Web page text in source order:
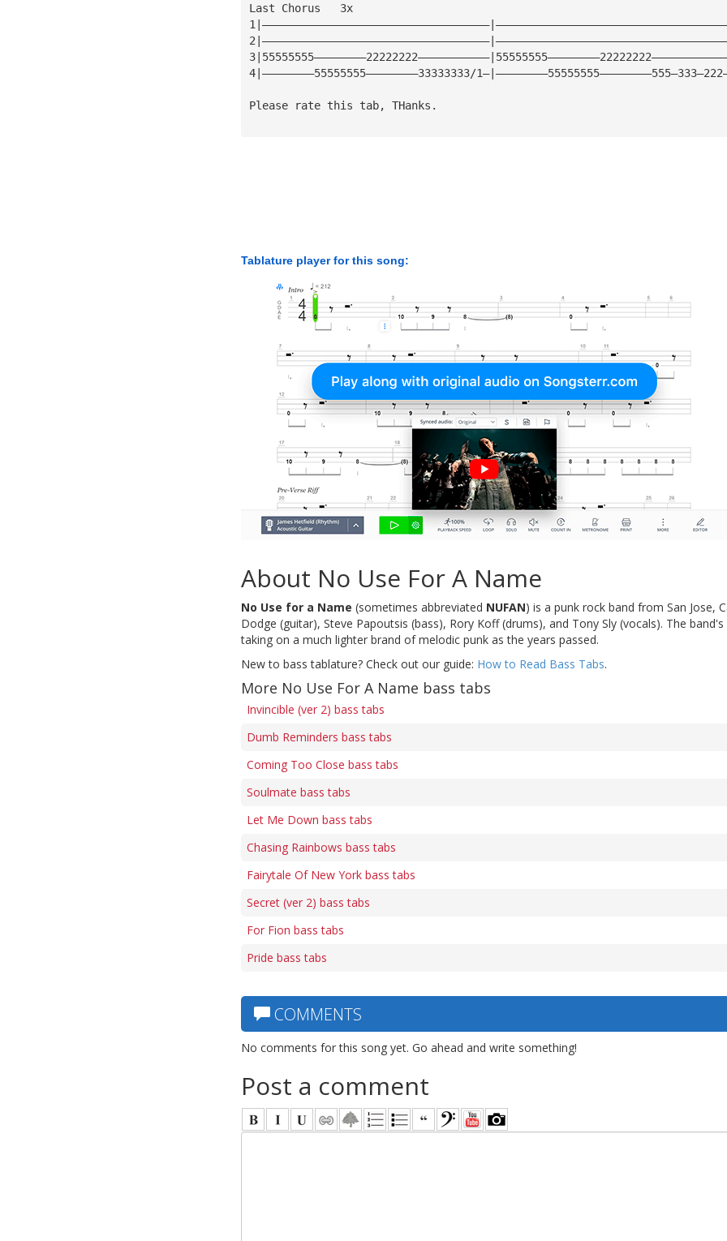
Last Chorus   3x
4|————————55555555————————33333333/
Please rate this tab, THanks.
Tablature player for this song:
About No Use For A Name
No Use for a Name (sometimes abbreviated NUFAN) is a punk rock band from San Jose,
Dodge (guitar), Steve Papoutsis (bass), Rory Koff (drums), and Tony Sly (vocals). The
taking on a much lighter brand of melodic punk as the years passed.
New to bass tablature? Check out our guide: How to Read Bass Tabs.
More No Use For A Name bass tabs
Invincible (ver 2) bass tabs
Dumb Reminders bass tabs
Coming Too Close bass tabs
Soulmate bass tabs
Let Me Down bass tabs
Chasing Rainbows bass tabs
Fairytale Of New York bass tabs
Secret (ver 2) bass tabs
For Fion bass tabs
Pride bass tabs
COMMENTS
No comments for this song yet. Go ahead and write something!
Post a comment